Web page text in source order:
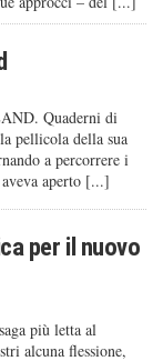
Quaderni di
pellicola della sua
a percorrere i
aperto [...]
per il nuovo
più letta al
alcuna flessione,